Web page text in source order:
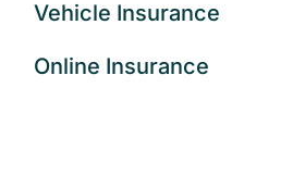
Vehicle Insurance
Online Insurance